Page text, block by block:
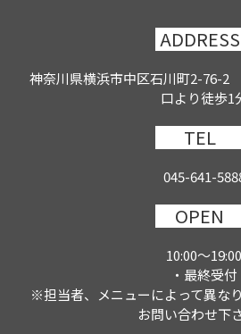
ADDRESS
神奈川県横浜市中区石川町2-76-2
口より徒歩1
TEL
045-641-
OPEN
10:00～19:00
・最終受付
※担当者、メニューによって異な
お問い合わせ下